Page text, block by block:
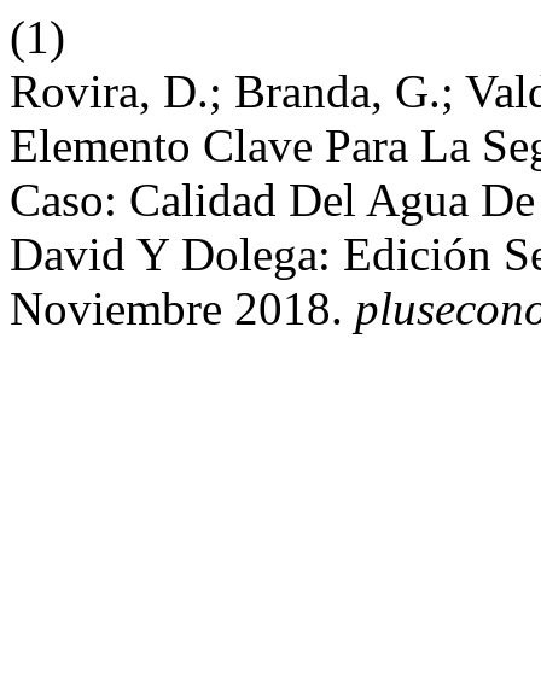
(1)
Rovira, D.; Branda, G.;
Elemento Clave Para La
Caso: Calidad Del Agua
David Y Dolega: Edición
Noviembre 2018.